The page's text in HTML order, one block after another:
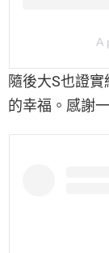
A
隨後大S也證
的幸福。感謝